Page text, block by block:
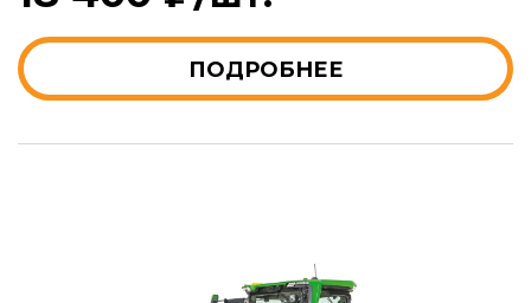
ПОДРОБНЕЕ